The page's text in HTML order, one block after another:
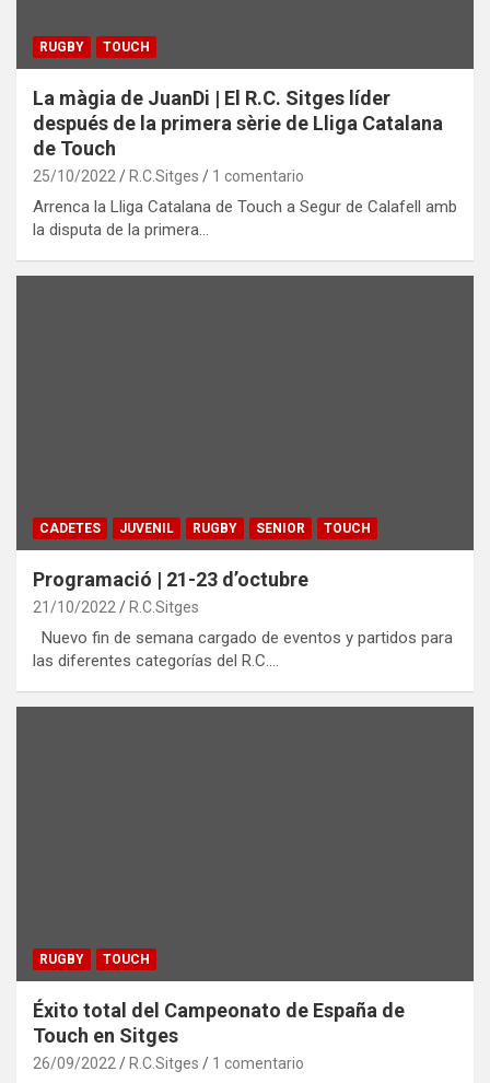
RUGBY TOUCH
La màgia de JuanDi | El R.C. Sitges líder
después de la primera sèrie de Lliga Catalana
de Touch
25/10/2022 R.C.Sitges 1 comentario
Arrenca la Lliga Catalana de Touch a Segur de Calafell amb
la disputa de la primera…
CADETES JUVENIL RUGBY SENIOR TOUCH
Programació | 21-23 d’octubre
21/10/2022 R.C.Sitges
Nuevo fin de semana cargado de eventos y partidos para
las diferentes categorías del R.C.…
RUGBY TOUCH
Éxito total del Campeonato de España de
Touch en Sitges
26/09/2022 R.C.Sitges 1 comentario